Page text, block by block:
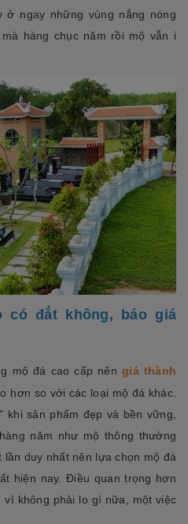
ngay những vùng nắng nóng
hàng chục năm rồi mộ vẫn i
có đắt không, báo giá
mộ đá cao cấp nên giá thành
hơn so với các loại mộ đá khác.
" khi sản phẩm đẹp và bền vững,
năm như mộ thông thường
duy nhất nên lựa chọn mộ đá
hiện nay. Điều quan trọng hơn
vì không phải lo gì nữa, một việc